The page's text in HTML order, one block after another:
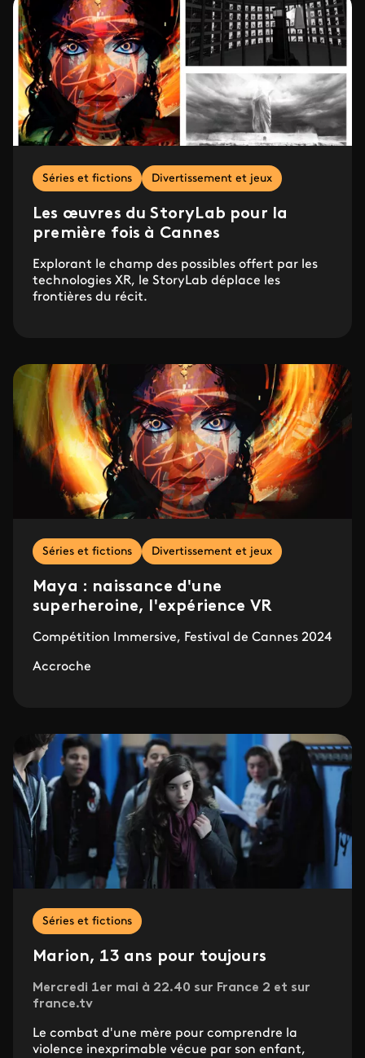
Séries et fictions Divertissement et jeux
Les œuvres du StoryLab pour la
première fois à Cannes
Explorant le champ des possibles offert par les
technologies XR, le StoryLab déplace les
frontières du récit.
Séries et fictions Divertissement et jeux
Maya : naissance d'une
superheroine, l'expérience VR
Compétition Immersive, Festival de Cannes 2024
Accroche
Séries et fictions
Marion, 13 ans pour toujours
Mercredi 1er mai à 22.40 sur France 2 et sur
france.tv
Le combat d'une mère pour comprendre la
violence inexprimable vécue par son enfant,